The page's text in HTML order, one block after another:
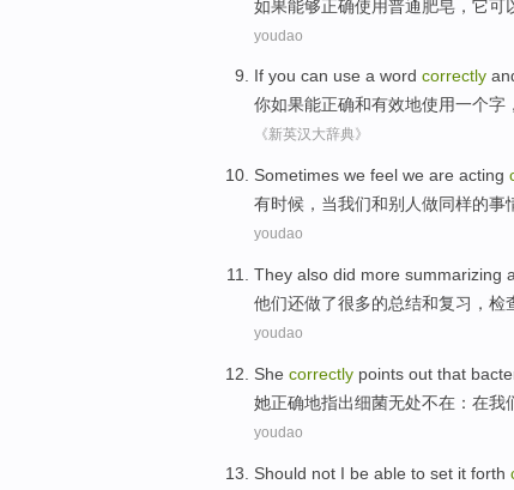
如果能够正确使用普通 肥皂 ，它可
youdao
If you can use a word correctly
你如果能正确和有效地使用一个字
《新英汉大辞典》
Sometimes we feel we are acting
有时候 ， 当我们和别人做同样的事
youdao
They also did more summarizing
他们还做了很多的总结和复习 ， 检
youdao
She correctly points out that
她正确地指出细菌无处不在： 在我
youdao
Should not I be able to set it forth